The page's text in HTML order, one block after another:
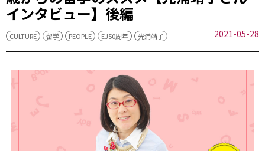
インタビュー】後編
CULTURE 留学 PEOPLE EJ50周年 光浦靖子 2021-05-28